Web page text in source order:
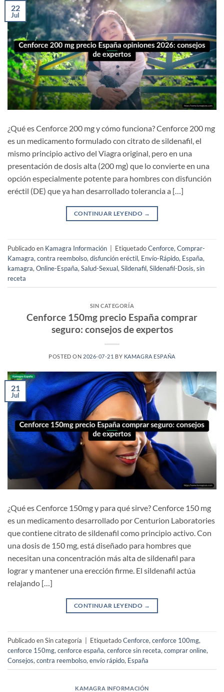
22
Jul
¿Qué es Cenforce 200 mg y cómo funciona? Cenforce 200 mg
es un medicamento formulado con citrato de sildenafil, el
mismo principio activo del Viagra original, pero en una
presentación de dosis alta (200 mg) que lo convierte en una
opción especialmente potente para hombres con disfunción
eréctil (DE) que ya han desarrollado tolerancia a […]
CONTINUAR LEYENDO →
Publicado en Kamagra Información EtiquetadoCenforce, Comprar-
Kamagra, contra reembolso, disfunción eréctil, Envío-Rápido, España,
kamagra, Online-España, Salud-Sexual, Sildenafil, Sildenafil-Dosis, sin
receta
SIN CATEGORÍA
Cenforce 150mg precio España comprar
seguro: consejos de expertos
POSTED ON 2026-07-21 BY KAMAGRA ESPAÑA
21
Jul
¿Qué es Cenforce 150mg y para qué sirve? Cenforce 150 mg
es un medicamento desarrollado por Centurion Laboratories
que contiene citrato de sildenafil como principio activo. Con
una dosis de 150 mg, está diseñado para hombres que
necesitan una concentración más alta de sildenafil para
lograr y mantener una erección firme. El sildenafil actúa
relajando […]
CONTINUAR LEYENDO →
Publicado en Sin categoría EtiquetadoCenforce, cenforce 100mg,
cenforce 150mg, cenforce españa, cenforce sin receta, comprar online,
Consejos, contra reembolso, envío rápido, España
KAMAGRA INFORMACIÓN